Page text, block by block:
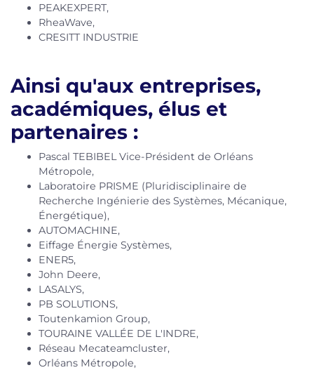
PEAKEXPERT,
RheaWave,
CRESITT INDUSTRIE
Ainsi qu'aux entreprises,
académiques, élus et
partenaires :
Pascal TEBIBEL Vice-Président de Orléans
Métropole,
Laboratoire PRISME (Pluridisciplinaire de
Recherche Ingénierie des Systèmes, Mécanique,
Énergétique),
AUTOMACHINE,
Eiffage Énergie Systèmes,
ENER5,
John Deere,
LASALYS,
PB SOLUTIONS,
Toutenkamion Group,
TOURAINE VALLÉE DE L'INDRE,
Réseau Mecateamcluster,
Orléans Métropole,